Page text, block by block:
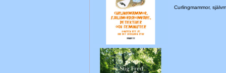
Curlingmammor,